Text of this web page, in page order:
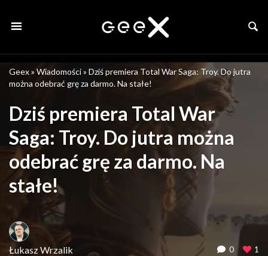
Geex» Wiadomości» Dziś premiera Total War Saga: Troy. Do jutra
można odebrać grę za darmo. Na stałe!
Dziś premiera Total War
Saga: Troy. Do jutra można
odebrać grę za darmo. Na
stałe!
Łukasz Wrzalik 0 1